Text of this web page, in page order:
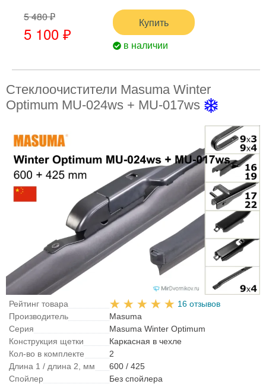
5 480 ₽
5 100 ₽
Купить
в наличии
Стеклоочистители Masuma Winter
Optimum MU-024ws + MU-017ws
Рейтинг товара
16 отзывов
Производитель
Masuma
Серия
Masuma Winter Optimum
Конструкция щетки
Каркасная в чехле
Кол-во в комплекте
2
Длина 1 / длина 2, мм
600 / 425
Спойлер
Без спойлера